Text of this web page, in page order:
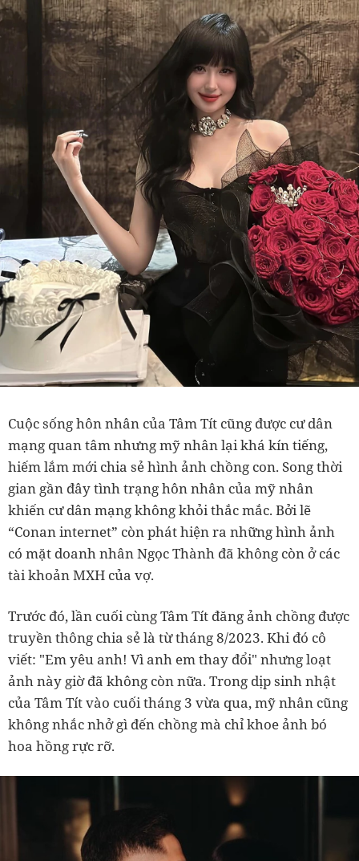
Cuộc sống hôn nhân của Tâm Tít cũng được cư dân
mạng quan tâm nhưng mỹ nhân lại khá kín tiếng,
hiếm lắm mới chia sẻ hình ảnh chồng con. Song thời
gian gần đây tình trạng hôn nhân của mỹ nhân
khiến cư dân mạng không khỏi thắc mắc. Bởi lẽ
“Conan internet” còn phát hiện ra những hình ảnh
có mặt doanh nhân Ngọc Thành đã không còn ở các
tài khoản MXH của vợ.
Trước đó, lần cuối cùng Tâm Tít đăng ảnh chồng được
truyền thông chia sẻ là từ tháng 8/2023. Khi đó cô
viết: "Em yêu anh! Vì anh em thay đổi" nhưng loạt
ảnh này giờ đã không còn nữa. Trong dịp sinh nhật
của Tâm Tít vào cuối tháng 3 vừa qua, mỹ nhân cũng
không nhắc nhở gì đến chồng mà chỉ khoe ảnh bó
hoa hồng rực rỡ.